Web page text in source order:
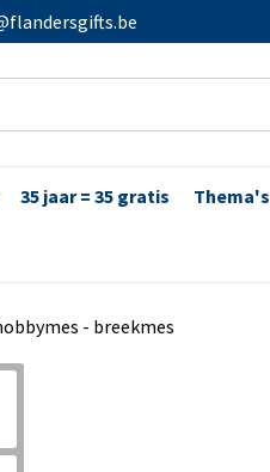
35 jaar = 35 gratis Thema's
- breekmes